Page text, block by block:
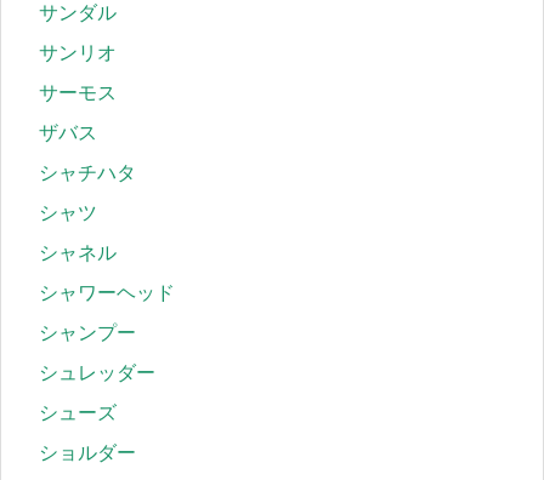
サンダル
サンリオ
サーモス
ザバス
シャチハタ
シャツ
シャネル
シャワーヘッド
シャンプー
シュレッダー
シューズ
ショルダー